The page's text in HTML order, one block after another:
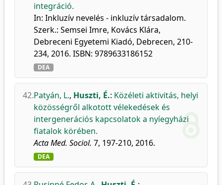
integráció.
In: Inkluzív nevelés - inkluzív társadalom.
Szerk.: Semsei Imre, Kovács Klára,
Debreceni Egyetemi Kiadó, Debrecen, 210-
234, 2016. ISBN: 9789633186152
DEA
42.Patyán, L., Huszti, É.: Közéleti aktivitás, helyi
közösségről alkotott vélekedések és
intergenerációs kapcsolatok a nyíegyházi
fiatalok körében.
Acta Med. Sociol. 7, 197-210, 2016.
DEA